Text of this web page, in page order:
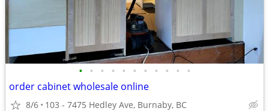
• • • • • • • • • • •
order cabinet wholesale online
8/6 103 - 7475 Hedley Ave, Burnaby, BC